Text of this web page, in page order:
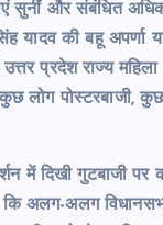
और संबंधित
यादव की बहू अपर्णा
प्रदेश राज्य
लोग पोस्टरबाजी,
में दिखी गुटबाजी
अलग-अलग